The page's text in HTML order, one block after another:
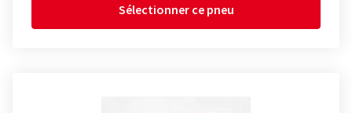
Sélectionner ce pneu